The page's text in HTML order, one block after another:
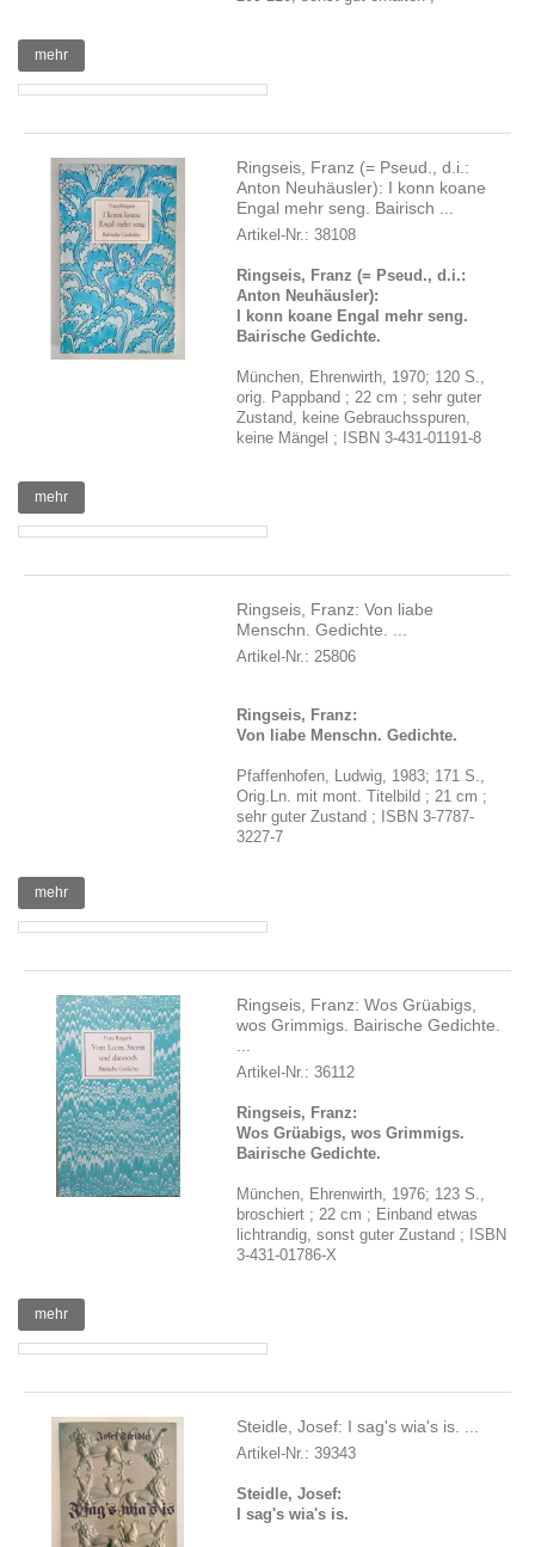
mehr
Ringseis, Franz (= Pseud., d.i.:
Anton Neuhäusler): I konn koane
Engal mehr seng. Bairisch ...
Artikel-Nr.: 38108
Ringseis, Franz (= Pseud., d.i.:
Anton Neuhäusler):
I konn koane Engal mehr seng.
Bairische Gedichte.
München, Ehrenwirth, 1970; 120 S.,
orig. Pappband ; 22 cm ; sehr guter
Zustand, keine Gebrauchsspuren,
keine Mängel ; ISBN 3-431-01191-8
mehr
Ringseis, Franz: Von liabe
Menschn. Gedichte. ...
Artikel-Nr.: 25806
Ringseis, Franz:
Von liabe Menschn. Gedichte.
Pfaffenhofen, Ludwig, 1983; 171 S.,
Orig.Ln. mit mont. Titelbild ; 21 cm ;
sehr guter Zustand ; ISBN 3-7787-
3227-7
mehr
Ringseis, Franz: Wos Grüabigs,
wos Grimmigs. Bairische Gedichte.
Artikel-Nr.: 36112
Ringseis, Franz:
Wos Grüabigs, wos Grimmigs.
Bairische Gedichte.
München, Ehrenwirth, 1976; 123 S.,
broschiert ; 22 cm ; Einband etwas
lichtrandig, sonst guter Zustand ; ISBN
3-431-01786-X
mehr
Steidle, Josef: I sag's wia's is. ...
Artikel-Nr.: 39343
Steidle, Josef:
I sag's wia's is.